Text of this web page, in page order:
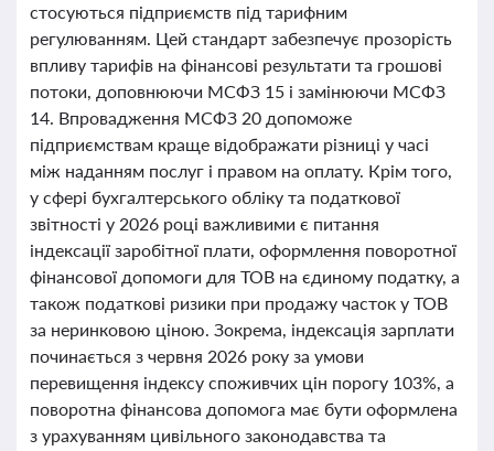
стосуються підприємств під тарифним
регулюванням. Цей стандарт забезпечує прозорість
впливу тарифів на фінансові результати та грошові
потоки, доповнюючи МСФЗ 15 і замінюючи МСФЗ
14. Впровадження МСФЗ 20 допоможе
підприємствам краще відображати різниці у часі
між наданням послуг і правом на оплату. Крім того,
у сфері бухгалтерського обліку та податкової
звітності у 2026 році важливими є питання
індексації заробітної плати, оформлення поворотної
фінансової допомоги для ТОВ на єдиному податку, а
також податкові ризики при продажу часток у ТОВ
за неринковою ціною. Зокрема, індексація зарплати
починається з червня 2026 року за умови
перевищення індексу споживчих цін порогу 103%, а
поворотна фінансова допомога має бути оформлена
з урахуванням цивільного законодавства та